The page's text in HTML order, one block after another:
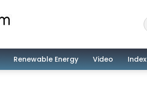
Renewable Energy Video Index